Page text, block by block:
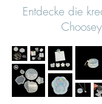
Entdecke die